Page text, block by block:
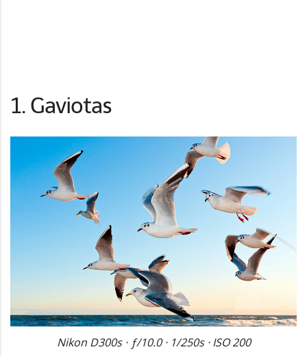
1. Gaviotas
Nikon D300s · ƒ/10.0 · 1/250s · ISO 200